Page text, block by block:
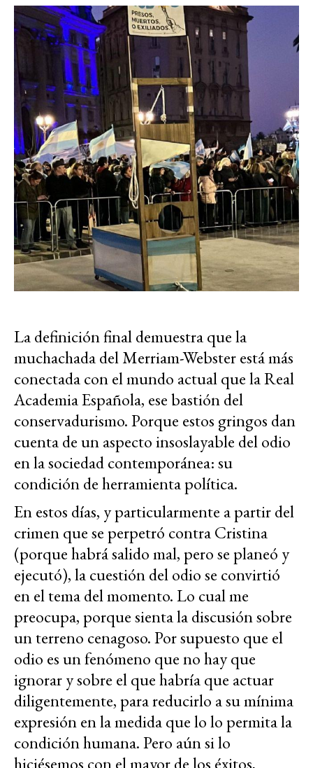
La definición final demuestra que la
muchachada del Merriam-Webster está más
conectada con el mundo actual que la Real
Academia Española, ese bastión del
conservadurismo. Porque estos gringos dan
cuenta de un aspecto insoslayable del odio
en la sociedad contemporánea: su
condición de herramienta política.
En estos días, y particularmente a partir del
crimen que se perpetró contra Cristina
(porque habrá salido mal, pero se planeó y
ejecutó), la cuestión del odio se convirtió
en el tema del momento. Lo cual me
preocupa, porque sienta la discusión sobre
un terreno cenagoso. Por supuesto que el
odio es un fenómeno que no hay que
ignorar y sobre el que habría que actuar
diligentemente, para reducirlo a su mínima
expresión en la medida que lo lo permita la
condición humana. Pero aún si lo
hiciésemos con el mayor de los éxitos,